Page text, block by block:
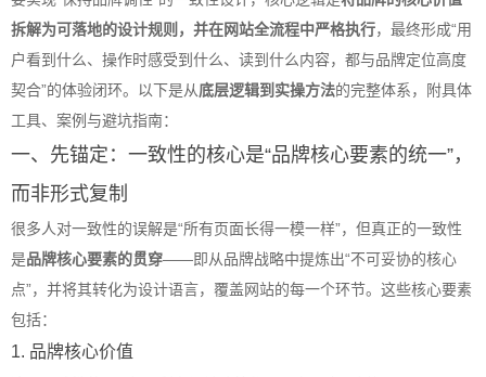
拆解为可落地的设计规则，并在网站全流程中严格执行，最终形成“用
户看到什么、操作时感受到什么、读到什么内容，都与品牌定位高度
契合”的体验闭环。以下是从底层逻辑到实操方法的完整体系，附具体
工具、案例与避坑指南：
一、先锚定：一致性的核心是“品牌核心要素的统一”，
而非形式复制
很多人对一致性的误解是“所有页面长得一模一样”，但真正的一致性
是品牌核心要素的贯穿——即从品牌战略中提炼出“不可妥协的核心
点”，并将其转化为设计语言，覆盖网站的每一个环节。这些核心要素
包括：
1. 品牌核心价值